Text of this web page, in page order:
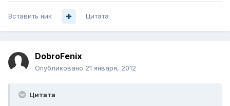
Вставить ник Цитата
DobroFenix
Опубликовано 21 января, 2012
Цитата